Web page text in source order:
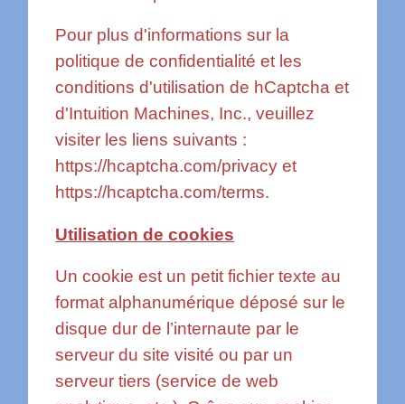
Pour plus d'informations sur la
politique de confidentialité et les
conditions d'utilisation de hCaptcha et
d'Intuition Machines, Inc., veuillez
visiter les liens suivants :
https://hcaptcha.com/privacy et
https://hcaptcha.com/terms.
Utilisation de cookies
Un cookie est un petit fichier texte au
format alphanumérique déposé sur le
disque dur de l’internaute par le
serveur du site visité ou par un
serveur tiers (service de web